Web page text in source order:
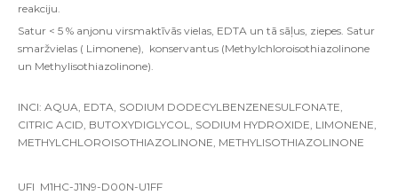
reakciju.
Satur < 5 % anjonu virsmaktīvās vielas, EDTA un tā sāļus, ziepes. Satur
smaržvielas ( Limonene), konservantus (Methylchloroisothiazolinone
un Methylisothiazolinone).
INCI: AQUA, EDTA, SODIUM DODECYLBENZENESULFONATE,
CITRIC ACID, BUTOXYDIGLYCOL, SODIUM HYDROXIDE, LIMONENE,
METHYLCHLOROISOTHIAZOLINONE, METHYLISOTHIAZOLINONE
UFI M1HC-J1N9-D00N-U1FF